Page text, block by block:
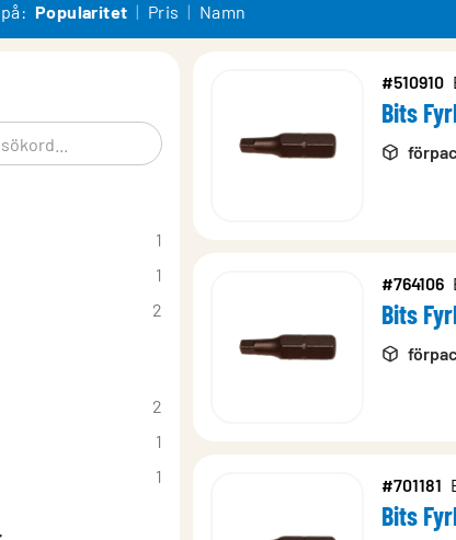
Popularitet Pris Namn
Filtrera produkter
1
1
2
2
1
1
#510910
Bits
#764106
Bits
#701181
Bits